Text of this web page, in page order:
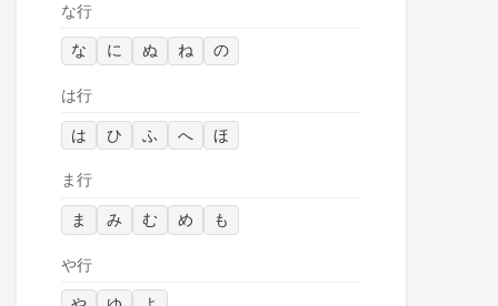
な行
な に ぬ ね の
は行
は ひ ふ へ ほ
ま行
ま み む め も
や行